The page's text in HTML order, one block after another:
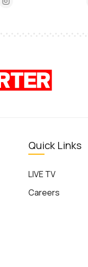
Quick Links
LIVE TV
Careers